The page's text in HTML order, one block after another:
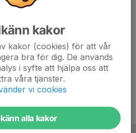
kakor
kakor (cookies) för att vår
bra för dig. De används
i syfte att hjälpa oss att
våra tjänster.
vi cookies
alla kakor